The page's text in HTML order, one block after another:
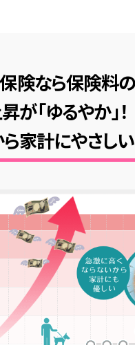
険なら保険料の
が「ゆるやか」！
家計にやさしい